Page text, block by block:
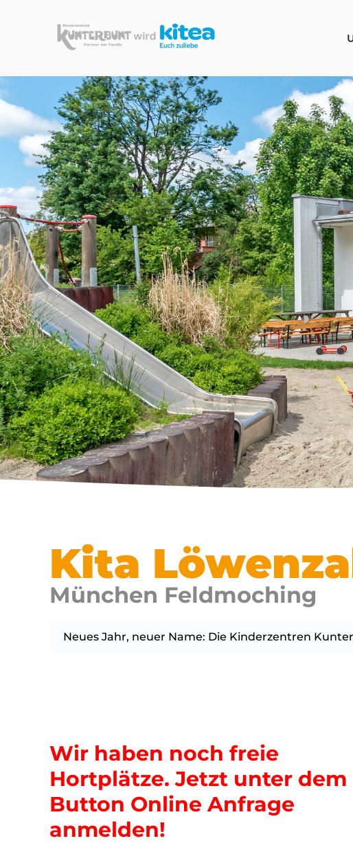
Kita
München Feldmoching
Neues Jahr, neuer Name: Die Kinderzentren
Wir haben noch freie
Hortplätze. Jetzt unter dem
Button Online Anfrage
anmelden!